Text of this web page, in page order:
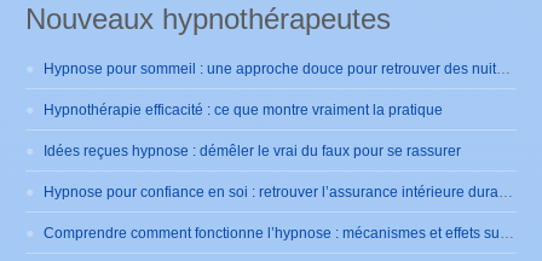
Nouveaux hypnothérapeutes
Hypnose pour sommeil : une approche douce pour retrouver des nuits sereines
Hypnothérapie efficacité : ce que montre vraiment la pratique
Idées reçues hypnose : démêler le vrai du faux pour se rassurer
Hypnose pour confiance en soi : retrouver l’assurance intérieure durablement
Comprendre comment fonctionne l’hypnose : mécanismes et effets sur le cerveau